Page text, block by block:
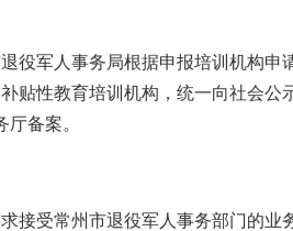
役军人事务局根据申报培训机构
贴性教育培训机构，统一向社会
备案。
接受常州市退役军人事务部门的